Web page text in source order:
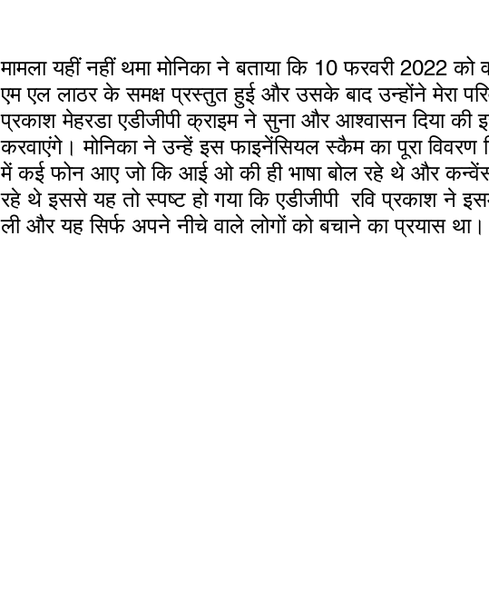
मामला यहीं नहीं थमा मोनिका ने बताया कि 10 फरवरी 2022 को
एम एल लाठर के समक्ष प्रस्तुत हुई और उसके बाद उन्होंने मेरा
प्रकाश मेहरडा एडीजीपी क्राइम ने सुना और आश्वासन दिया की
करवाएंगे। मोनिका ने उन्हें इस फाइनेंसियल स्कैम का पूरा विवरण
में कई फोन आए जो कि आई ओ की ही भाषा बोल रहे थे और
रहे थे इससे यह तो स्पष्ट हो गया कि एडीजीपी  रवि प्रकाश ने
ली और यह सिर्फ अपने नीचे वाले लोगों को बचाने का प्रयास था।